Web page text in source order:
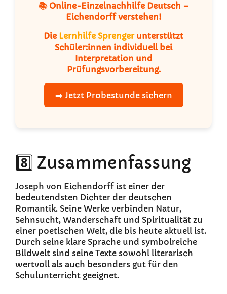
📚 Online-Einzelnachhilfe Deutsch –
Eichendorff verstehen!
Die Lernhilfe Sprengerunterstützt
Schüler:innen individuell bei
Interpretation und
Prüfungsvorbereitung.
➡️ Jetzt Probestunde sichern
8️⃣ Zusammenfassung
Joseph von Eichendorff ist einer der
bedeutendsten Dichter der deutschen
Romantik. Seine Werke verbinden Natur,
Sehnsucht, Wanderschaft und Spiritualität zu
einer poetischen Welt, die bis heute aktuell ist.
Durch seine klare Sprache und symbolreiche
Bildwelt sind seine Texte sowohl literarisch
wertvoll als auch besonders gut für den
Schulunterricht geeignet.